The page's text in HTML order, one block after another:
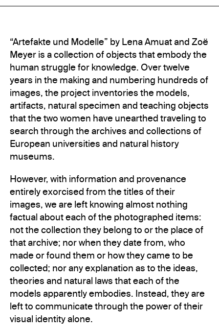
“Artefakte und Modelle” by Lena Amuat and Zoë
Meyer is a collection of objects that embody the
human struggle for knowledge. Over twelve
years in the making and numbering hundreds of
images, the project inventories the models,
artifacts, natural specimen and teaching objects
that the two women have unearthed traveling to
search through the archives and collections of
European universities and natural history
museums.
However, with information and provenance
entirely exorcised from the titles of their
images, we are left knowing almost nothing
factual about each of the photographed items:
not the collection they belong to or the place of
that archive; nor when they date from, who
made or found them or how they came to be
collected; nor any explanation as to the ideas,
theories and natural laws that each of the
models apparently embodies. Instead, they are
left to communicate through the power of their
visual identity alone.